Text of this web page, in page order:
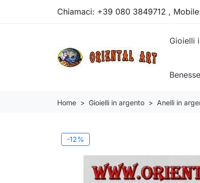
Chiamaci: +39 080 3849712 ,
Gioielli
Home Gioielli in argento Anelli in
-12%